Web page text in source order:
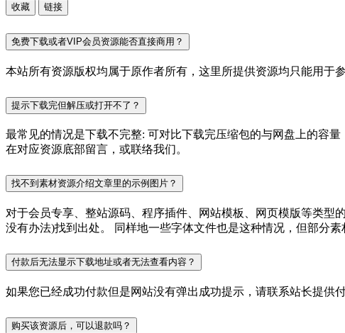
收藏 链接
免费下载或者VIP会员资源能否直接商用？
本站所有资源版权均属于原作者所有，这里所提供资源均只能用于
提示下载完但解压或打开不了？
最常见的情况是下载不完整: 可对比下载完压缩包的与网盘上的容
在对应资源底部留言，或联络我们。
找不到素材资源介绍文章里的示例图片？
对于会员专享、整站源码、程序插件、网站模板、网页模版等类
没有办法)找到出处。 同样地一些字体文件也是这种情况，但部分
付款后无法显示下载地址或者无法查看内容？
如果您已经成功付款但是网站没有弹出成功提示，请联系站长提供
购买该资源后，可以退款吗？